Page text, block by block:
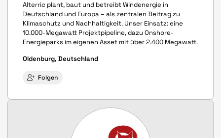
Alterric plant, baut und betreibt Windenergie in
Deutschland und Europa – als zentralen Beitrag zu
Klimaschutz und Nachhaltigkeit. Unser Einsatz: eine
10.000-Megawatt Projektpipeline, dazu Onshore-
Energieparks im eigenen Asset mit über 2.400 Megawatt.
Oldenburg, Deutschland
Folgen